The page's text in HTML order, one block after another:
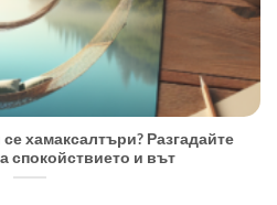
хамаксалтъри? Разгадайте
спокойствието и вът